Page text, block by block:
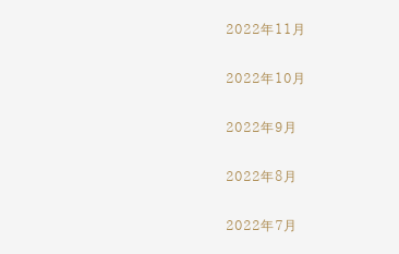
2022年11月
2022年10月
2022年9月
2022年8月
2022年7月